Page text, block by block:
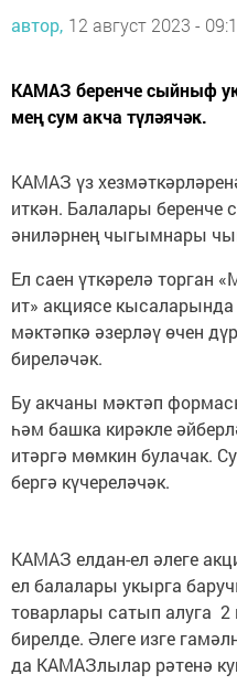
автор, 12 август 2023 -
КАМАЗ беренче сыйныф
мең сум акча түләячәк.
КАМАЗ үз
иткән. Балалары
әниләрнең чыгымнары
Ел саен үткәрелә торган
ит» акциясе
мәктәпкә әзерләү өчен
биреләчәк.
Бу акчаны мәктәп
һәм башка кирәкле
итәргә мөмкин булачак.
бергә күчереләчәк.
КАМАЗ елдан-ел әлеге
ел балалары укырга
товарлары сатып алуга
бирелде. Әлеге изге
да КАМАЗлылар рәтенә